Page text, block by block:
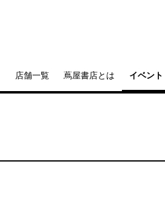
店舗一覧 蔦屋書店とは イベント